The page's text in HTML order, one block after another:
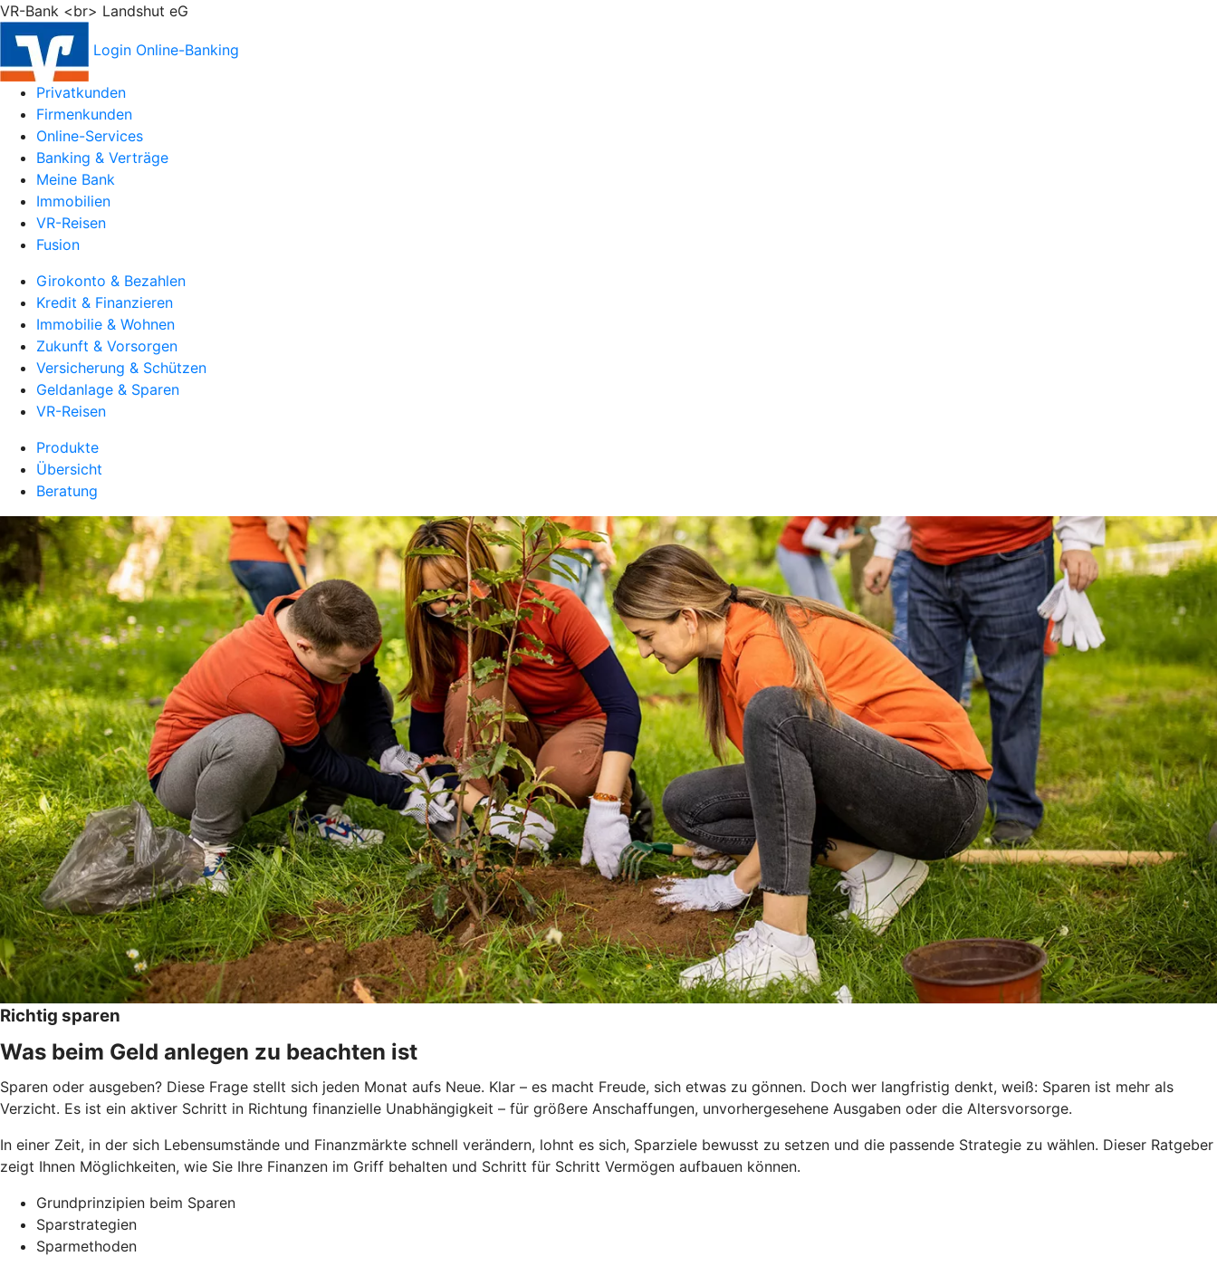
VR-Bank <br> Landshut eG
Login Online-Banking
Privatkunden
Firmenkunden
Online-Services
Banking & Verträge
Meine Bank
Immobilien
VR-Reisen
Fusion
Girokonto & Bezahlen
Kredit & Finanzieren
Immobilie & Wohnen
Zukunft & Vorsorgen
Versicherung & Schützen
Geldanlage & Sparen
VR-Reisen
Produkte
Übersicht
Beratung
Richtig sparen
Was beim Geld anlegen zu beachten ist
Sparen oder ausgeben? Diese Frage stellt sich jeden Monat aufs Neue. Klar – es macht Freude, sich etwas zu gönnen. Doch wer langfristig denkt, weiß: Sparen ist mehr als
Verzicht. Es ist ein aktiver Schritt in Richtung finanzielle Unabhängigkeit – für größere Anschaffungen, unvorhergesehene Ausgaben oder die Altersvorsorge.
In einer Zeit, in der sich Lebensumstände und Finanzmärkte schnell verändern, lohnt es sich, Sparziele bewusst zu setzen und die passende Strategie zu wählen. Dieser Ratgeber
zeigt Ihnen Möglichkeiten, wie Sie Ihre Finanzen im Griff behalten und Schritt für Schritt Vermögen aufbauen können.
Grundprinzipien beim Sparen
Sparstrategien
Sparmethoden